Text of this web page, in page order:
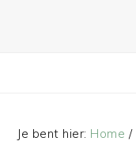
Je bent hier: Home /